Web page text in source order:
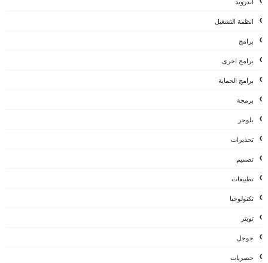
انظمة التشغيل
برامج
برامج اخرى
برامج الحماية
برمجة
بلوجر
تحذيرات
تصميم
تطبيقات
تكنولوجيا
تويتر
جوجل
حصريات